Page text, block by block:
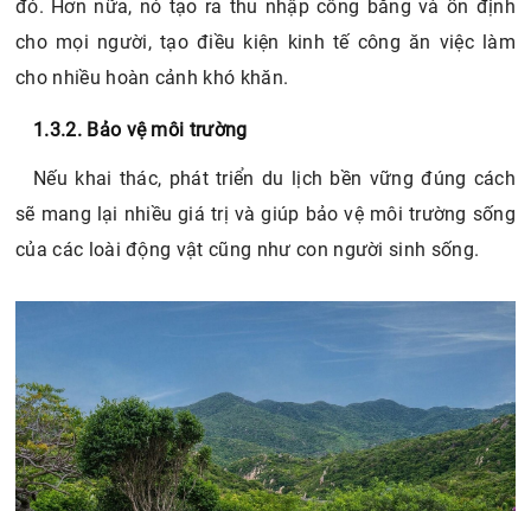
đó. Hơn nữa, nó tạo ra thu nhập công bằng và ổn định
cho mọi người, tạo điều kiện kinh tế công ăn việc làm
cho nhiều hoàn cảnh khó khăn.
1.3.2. Bảo vệ môi trường
Nếu khai thác, phát triển du lịch bền vững đúng cách
sẽ mang lại nhiều giá trị và giúp bảo vệ môi trường sống
của các loài động vật cũng như con người sinh sống.